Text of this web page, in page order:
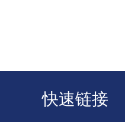
快速链接